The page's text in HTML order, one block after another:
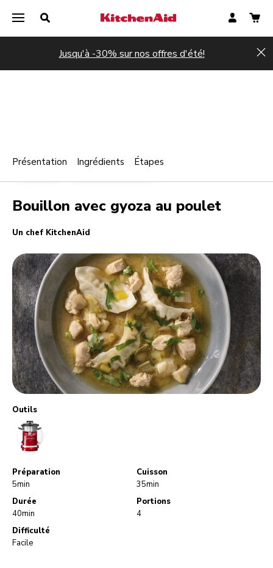
Jusqu'à -30% sur nos offres d'été!
Outils
CookProcessor
Préparation
5min
Cuisson
35min
Durée
40min
Portions
4
Difficulté
Facile
VOLAILLE ACCOMPAGNEMENTS
Bouillon avec gyoza au poulet
Un chef KitchenAid
Présentation Ingrédients Étapes